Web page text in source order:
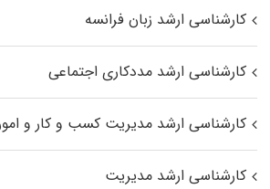
کارشناسی ارشد زبان فرانسه
کارشناسی ارشد مددکاری اجتماعی
کارشناسی ارشد مدیریت کسب و کار و
کارشناسی ارشد مدیریت